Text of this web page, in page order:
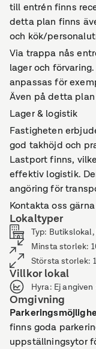
till entrén finns
detta plan finns
och kök/
Via trappa nås
lager och
anpassas för
Även på detta
Lager & logistik
Fastigheten
god takhöjd och
Lastport finns,
effektiv logistik.
angöring för
Kontakta oss
Lokaltyper
Typ:
Minsta storlek:
Största storlek:
Villkor lokal
Hyra: Ej angiven
Omgivning
finns goda
uppställningsytor